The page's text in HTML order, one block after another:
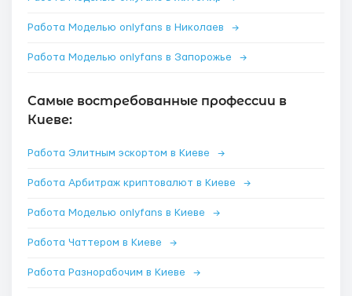
Работа Моделью onlyfans в Николаев →
Работа Моделью onlyfans в Запорожье →
Самые востребованные профессии в
Киеве:
Работа Элитным эскортом в Киеве →
Работа Арбитраж криптовалют в Киеве →
Работа Моделью onlyfans в Киеве →
Работа Чаттером в Киеве →
Работа Разнорабочим в Киеве →